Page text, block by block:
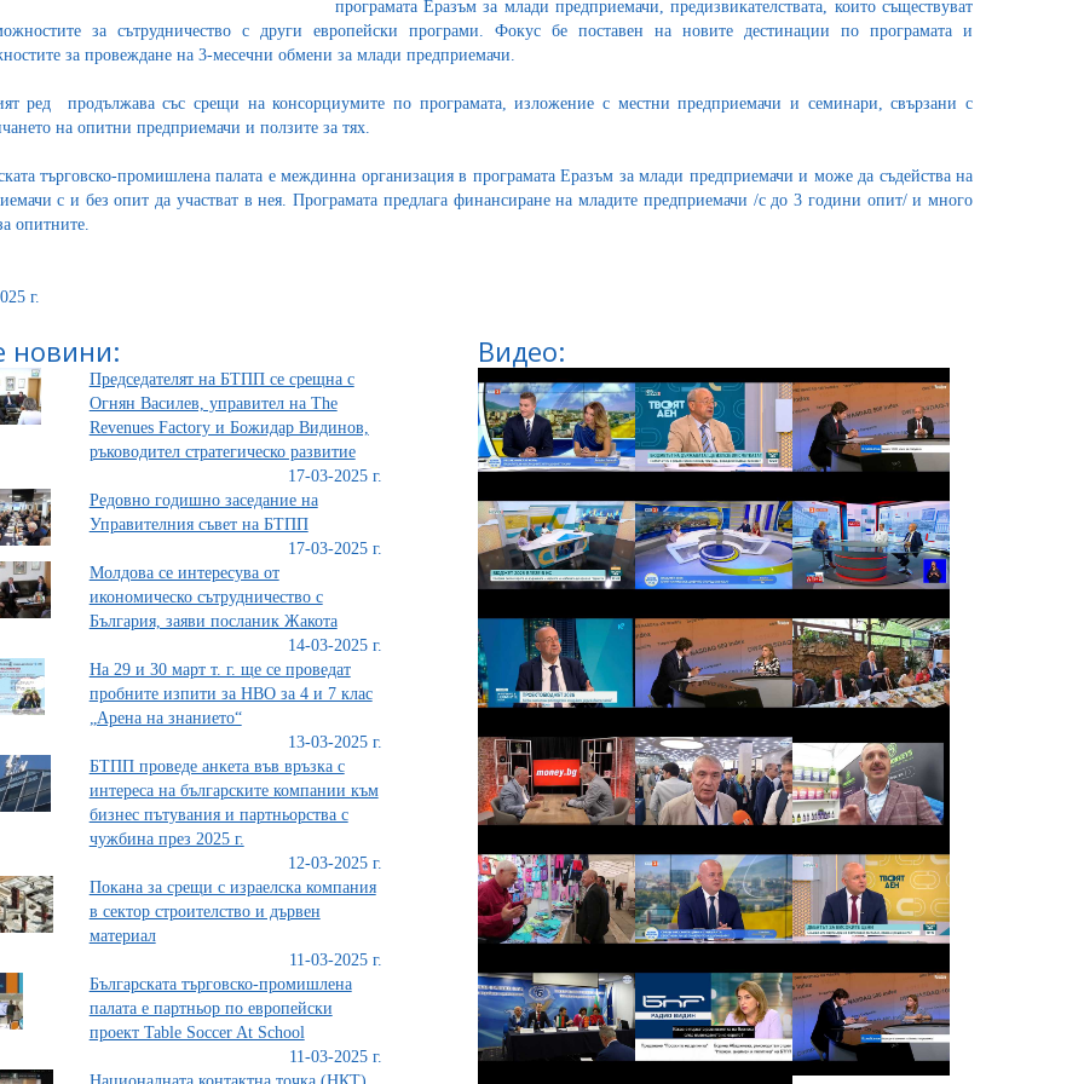
програмата Еразъм за млади предприемачи, предизвикателствата, които съществуват
за сътрудничество с други европейски програми. Фокус бе поставен на новите дестинации по програмата и
за провеждане на 3-месечни обмени за млади предприемачи.
ред продължава със срещи на консорциумите по програмата, изложение с местни предприемачи и семинари, свързани с
на опитни предприемачи и ползите за тях.
търговско-промишлена палата е междинна организация в програмата Еразъм за млади предприемачи и може да съдейства на
с и без опит да участват в нея. Програмата предлага финансиране на младите предприемачи /с до 3 години опит/ и много
опитните.
г.
Председателят на БТПП се срещна с
Огнян Василев, управител на The
Revenues Factory и Божидар Видинов,
ръководител стратегическо развитие
17-03-2025 г.
Редовно годишно заседание на
Управителния съвет на БТПП
17-03-2025 г.
Молдова се интересува от
икономическо сътрудничество с
България, заяви посланик Жакота
14-03-2025 г.
На 29 и 30 март т. г. ще се проведат
пробните изпити за НВО за 4 и 7 клас
„Арена на знанието“
13-03-2025 г.
БТПП проведе анкета във връзка с
интереса на българските компании към
бизнес пътувания и партньорства с
чужбина през 2025 г.
12-03-2025 г.
Покана за срещи с израелска компания
в сектор строителство и дървен
материал
11-03-2025 г.
Българската търговско-промишлена
палата е партньор по европейски
проект Table Soccer At School
11-03-2025 г.
Видео: